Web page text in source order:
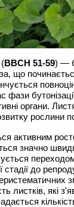
BBCH 51-59) —
що
фази
органи.
рослини
активним
значно
стадії до
листків, які